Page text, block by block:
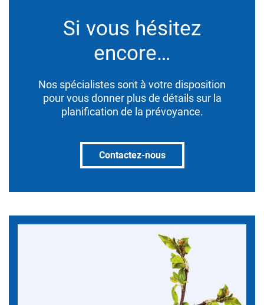
Si vous hésitez
encore…
Nos spécialistes sont à votre disposition
pour vous donner plus de détails sur la
planification de la prévoyance.
Contactez-nous